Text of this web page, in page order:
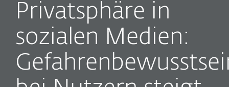
Privatsphäre in
sozialen Medien: